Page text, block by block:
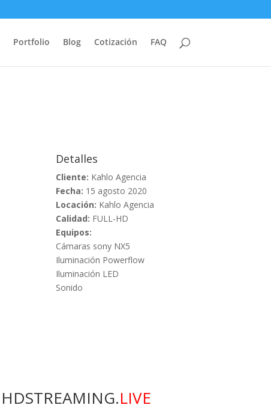
Portfolio Blog Cotización FAQ
Detalles
Cliente: Kahlo Agencia
Fecha: 15 agosto 2020
Locación: Kahlo Agencia
Calidad: FULL-HD
Equipos:
Cámaras sony NX5
Iluminación Powerflow
Iluminación LED
Sonido
LIVE